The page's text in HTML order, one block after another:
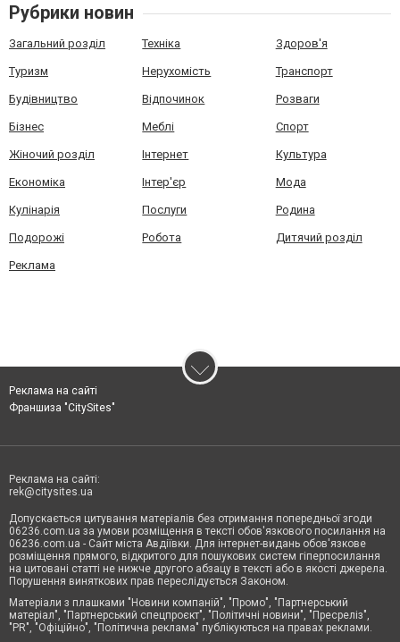
Рубрики новин
Загальний розділ Техніка Здоров'я
Туризм Нерухомість Транспорт
Будівництво Відпочинок Розваги
Бізнес Меблі Спорт
Жіночий розділ Інтернет Культура
Економіка Інтер'єр Мода
Кулінарія Послуги Родина
Подорожі Робота Дитячий розділ
Реклама
Реклама на сайті
Франшиза "CitySites"
Реклама на сайті:
rek@citysites.ua
Допускається цитування матеріалів без отримання попередньої згоди
06236.com.ua за умови розміщення в тексті обов'язкового посилання на
06236.com.ua - Сайт міста Авдіївки. Для інтернет-видань обов'язкове
розміщення прямого, відкритого для пошукових систем гіперпосилання
на цитовані статті не нижче другого абзацу в тексті або в якості джерела.
Порушення виняткових прав переслідується Законом.
Матеріали з плашками "Новини компаній", "Промо", "Партнерський
матеріал", "Партнерський спецпроєкт", "Політичні новини", "Пресреліз",
"PR", "Офіційно", "Політична реклама" публікуються на правах реклами.